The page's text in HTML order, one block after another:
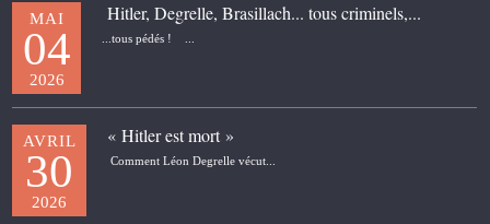
MAI
04
2026
Hitler, Degrelle, Brasillach... tous criminels,...
...tous pédés ! ...
AVRIL
30
2026
« Hitler est mort »
Comment Léon Degrelle vécut...